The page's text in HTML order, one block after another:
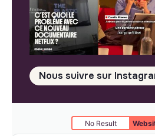
Nous suivre sur
No Result